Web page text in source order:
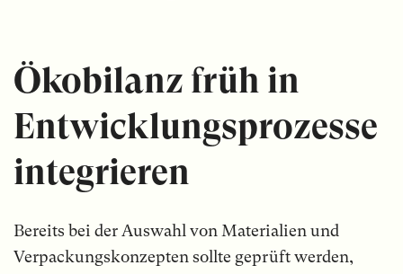
Ökobilanz früh in
Entwicklungsprozesse
integrieren
Bereits bei der Auswahl von Materialien und
Verpackungskonzepten sollte geprüft werden,